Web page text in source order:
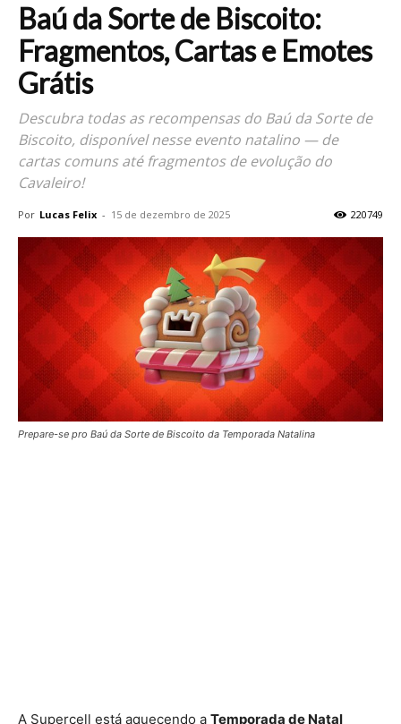
Baú da Sorte de Biscoito:
Fragmentos, Cartas e Emotes
Grátis
Descubra todas as recompensas do Baú da Sorte de
Biscoito, disponível nesse evento natalino — de
cartas comuns até fragmentos de evolução do
Cavaleiro!
Por Lucas Felix - 15 de dezembro de 2025 220749
Prepare-se pro Baú da Sorte de Biscoito da Temporada Natalina
A Supercell está aquecendo a Temporada de Natal